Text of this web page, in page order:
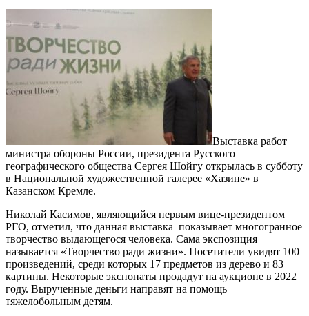
Выставка работ
министра обороны России, президента Русского
географического общества Сергея Шойгу открылась в субботу
в Национальной художественной галерее «Хазине» в
Казанском Кремле.
Николай Касимов, являющийся первым вице-президентом
РГО, отметил, что данная выставка показывает многогранное
творчество выдающегося человека. Сама экспозиция
называется «Творчество ради жизни». Посетители увидят 100
произведений, среди которых 17 предметов из дерево и 83
картины. Некоторые экспонаты продадут на аукционе в 2022
году. Вырученные деньги направят на помощь
тяжелобольным детям.